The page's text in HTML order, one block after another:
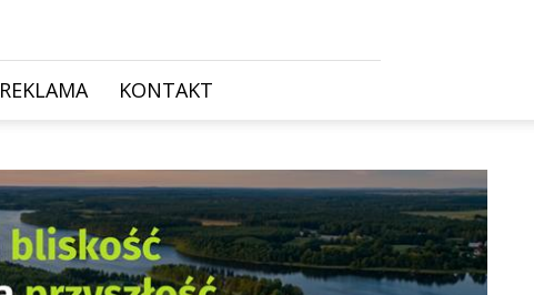
REKLAMA KONTAKT